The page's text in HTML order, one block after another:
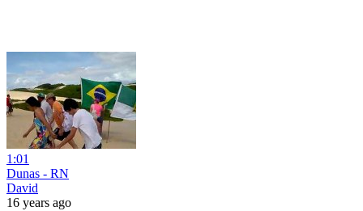
1:01
Dunas - RN
David
16 years ago